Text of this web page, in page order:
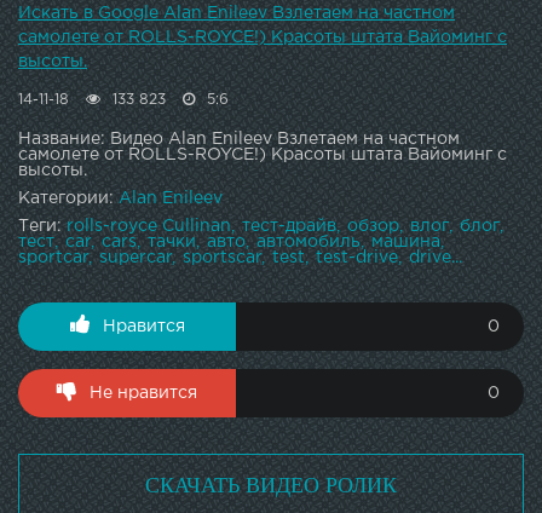
Инстаграме - : )Лайф-канал на Ютубе - : )VK - : )Мой
лайф-аккаунт в Инстаграме - : )Лайф-канал на Ютубе - :
)VK - : )
Искать в Google Alan Enileev Взлетаем на частном
самолете от ROLLS-ROYCE!) Красоты штата Вайоминг с
высоты.
14-11-18 133 823 5:6
Название: Видео Alan Enileev Взлетаем на частном
самолете от ROLLS-ROYCE!) Красоты штата Вайоминг с
высоты.
Категории: Alan Enileev
Теги: rolls-royce Cullinan тест-драйв обзор влог
блог
тест
car cars тачки авто автомобиль
машина
sportcar
supercar sportscar test test-drive drive...
Нравится 0
Не нравится 0
СКАЧАТЬ ВИДЕО РОЛИК